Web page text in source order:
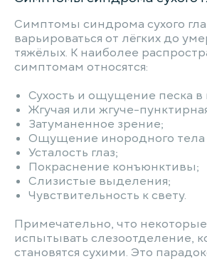
Симптомы синдрома сухого
варьироваться от лёгких до
тяжёлых. К наиболее
симптомам относятся:
Сухость и ощущение песка в
Жгучая или жгуче-
Затуманенное зрение;
Ощущение инородного тела
Усталость глаз;
Покраснение конъюнктивы;
Слизистые выделения;
Чувствительность к свету.
Примечательно, что
испытывать слезоотделение,
становятся сухими. Это